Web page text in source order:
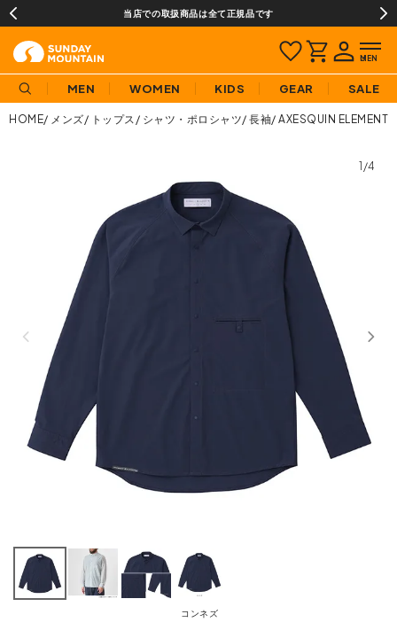
当店での取扱商品は全て正規品です
MEN WOMEN KIDS GEAR SALE
HOME メンズ トップス シャツ・ポロシャツ 長袖 AXESQUIN
1/4
コンネズ